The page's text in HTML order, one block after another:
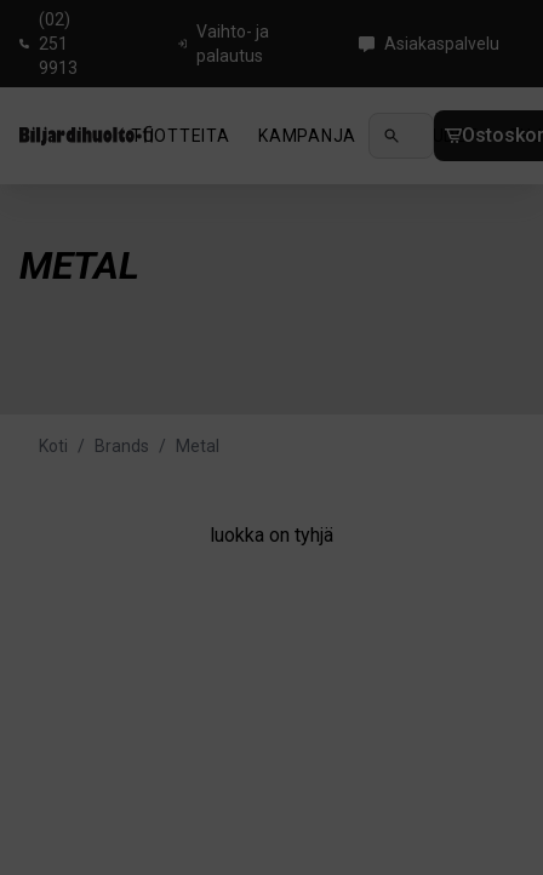
(02)
251
9913
Vaihto- ja
palautus
Asiakaspalvelu
TUOTTEITA KAMPANJA UUTUUDET
METAL
Koti / Brands / Metal
luokka on tyhjä